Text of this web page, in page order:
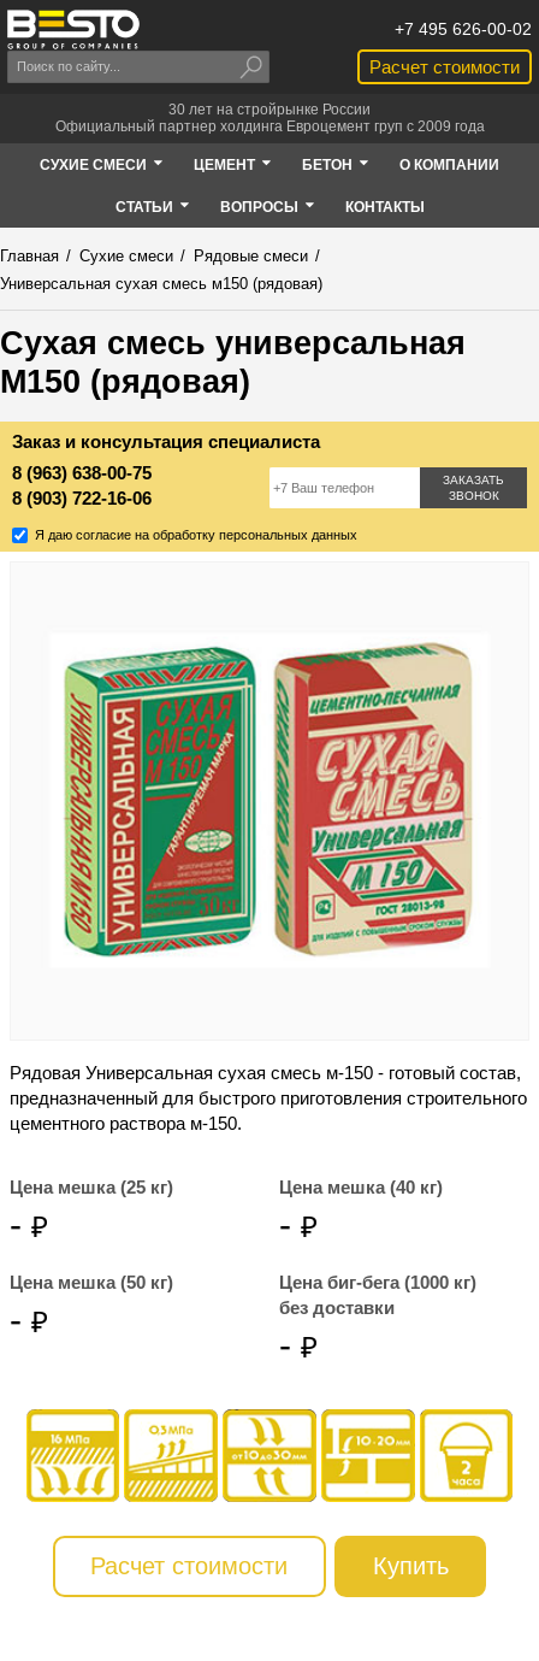
Расчет стоимости
+7 495 626-00-02
30 лет на стройрынке России
Официальный партнер холдинга Евроцемент груп с 2009 года
СУХИЕ СМЕСИ ЦЕМЕНТ БЕТОН О КОМПАНИИ
СТАТЬИ ВОПРОСЫ КОНТАКТЫ
Главная / Сухие смеси / Рядовые смеси /
Универсальная сухая смесь м150 (рядовая)
Сухая смесь универсальная
М150 (рядовая)
Заказ и консультация специалиста
8 (963) 638-00-75
8 (903) 722-16-06
ЗАКАЗАТЬ
ЗВОНОК
Я даю согласие на обработку персональных данных
Рядовая Универсальная сухая смесь м-150 - готовый состав,
предназначенный для быстрого приготовления строительного
цементного раствора м-150.
Цена мешка (25 кг)
-
Цена мешка (40 кг)
-
Цена мешка (50 кг)
-
Цена биг-бега (1000 кг)
без доставки
-
Расчет стоимости Купить